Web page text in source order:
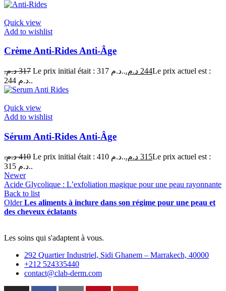
Quick view
Add to wishlist
Crème Anti-Rides Anti-Âge
317 د.م. Le prix initial était : 317 د.م.. 244 د.م.
Le prix actuel est :
244 د.م..
Quick view
Add to wishlist
Sérum Anti-Rides Anti-Âge
410 د.م. Le prix initial était : 410 د.م.. 315 د.م.
Le prix actuel est :
315 د.م..
Newer
Acide Glycolique : L’exfoliation magique pour une peau rayonnante
Back to list
Older Les aliments à inclure dans son régime pour une peau et
des cheveux éclatants
Les soins qui s'adaptent à vous.
292 Quartier Industriel, Sidi Ghanem – Marrakech, 40000
+212 524335440
contact@clab-derm.com